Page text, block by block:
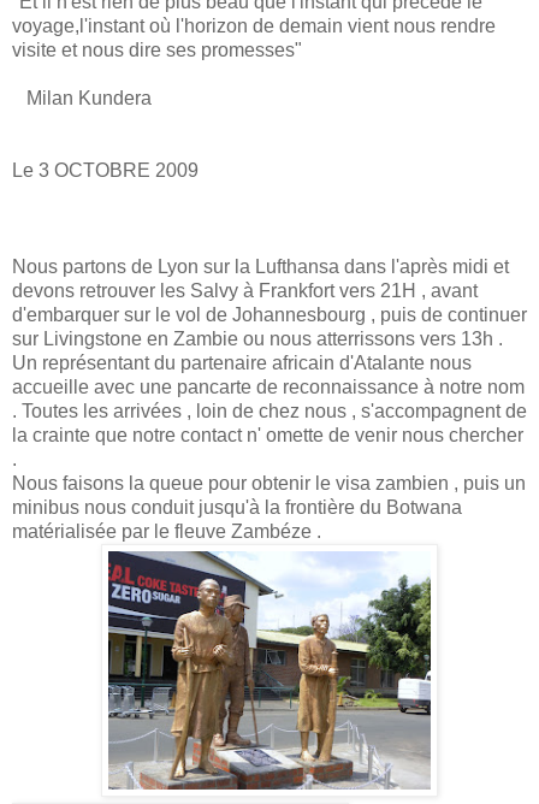
voyage,l'instant où l'horizon de demain vient nous rendre
visite et nous dire ses promesses"
Milan Kundera
Le 3 OCTOBRE 2009
Nous partons de Lyon sur la Lufthansa dans l'après midi et
devons retrouver les Salvy à Frankfort vers 21H , avant
d'embarquer sur le vol de Johannesbourg , puis de continuer
sur Livingstone en Zambie ou nous atterrissons vers 13h .
Un représentant du partenaire africain d'Atalante nous
accueille avec une pancarte de reconnaissance à notre nom
. Toutes les arrivées , loin de chez nous , s'accompagnent de
la crainte que notre contact n' omette de venir nous chercher
.
Nous faisons la queue pour obtenir le visa zambien , puis un
minibus nous conduit jusqu'à la frontière du Botwana
matérialisée par le fleuve Zambéze .